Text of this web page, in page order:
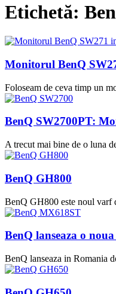
Etichetă:
Monitorul BenQ
Foloseam de ceva timp un
BenQ SW2700PT:
A trecut mai bine de o luna
BenQ GH800
BenQ GH800 este noul varf
BenQ lanseaza o
BenQ lanseaza in Romania